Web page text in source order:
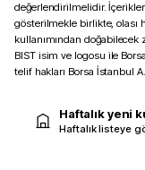
değerlendirilmelidir.
gösterilmekle birlikte, olası
kullanımından
BIST isim ve logosu ile
telif hakları Borsa İstanbul
Haftalık yeni
Haftalık listeye